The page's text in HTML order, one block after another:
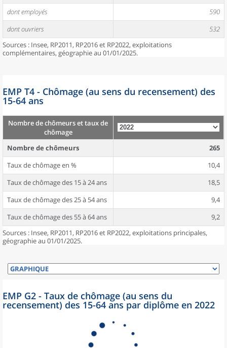
dont employés
590
dont ouvriers
532
Sources : Insee, RP2011, RP2016 et RP2022, exploitations
complémentaires, géographie au 01/01/2025.
EMP T4 - Chômage (au sens du recensement) des
15-64 ans
Nombre de chômeurs et taux de
chômage
Nombre de chômeurs
265
Taux de chômage en %
10,4
Taux de chômage des 15 à 24 ans
18,5
Taux de chômage des 25 à 54 ans
9,4
Taux de chômage des 55 à 64 ans
9,2
Sources : Insee, RP2011, RP2016 et RP2022, exploitations principales,
géographie au 01/01/2025.
EMP G2 - Taux de chômage (au sens du
recensement) des 15-64 ans par diplôme en 2022